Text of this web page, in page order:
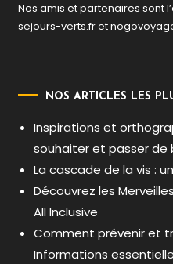
Nos amis et partenaires sont
sejours-verts.fret
NOS ARTICLES LES
Inspirations et
souhaiter et passer de
La cascade de la vis :
Découvrez les
All Inclusive
Comment prévenir et
Informations